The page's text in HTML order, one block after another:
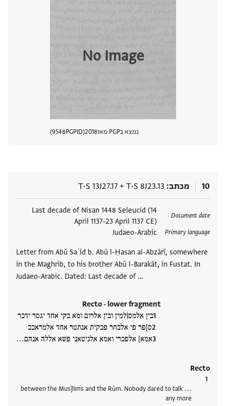
No Image
נמצא בPGP מאז 2018
PGPID
9548
10 מכתב T-S 8J23.13
+
T-S 13J27.17
Document date
Last decade of Nisan 1448 Seleucid (14
April 1137–23 April 1137 CE)
Primary language
Judaeo-Arabic
Letter from Abū Saʿīd b. Abū l-Ḥasan al-Abzārī, somewhere
in the Maghrib, to his brother Abū l-Barakāt, in Fustat. In
Judaeo-Arabic. Dated: Last decade of …
Recto - lower fragment
בין אלמס|למין ובין אלרום ומא בקי אחד יגסר ידכר
ס]פר פי אלבחר פבקית אנתטר אחד אלמראכב
אמא] אלפכרי ואמא אלגיטאני פשא אללה אנהם‮…
Recto
. . . between the Mus]lims and the Rūm. Nobody dared to talk
any more